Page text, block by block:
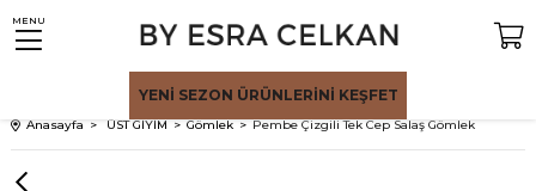
MENU
YENİ SEZON ÜRÜNLERİNİ KEŞFET
Anasayfa ÜST GİYİM Gömlek Pembe Çizgili Tek Cep Salaş Gömlek